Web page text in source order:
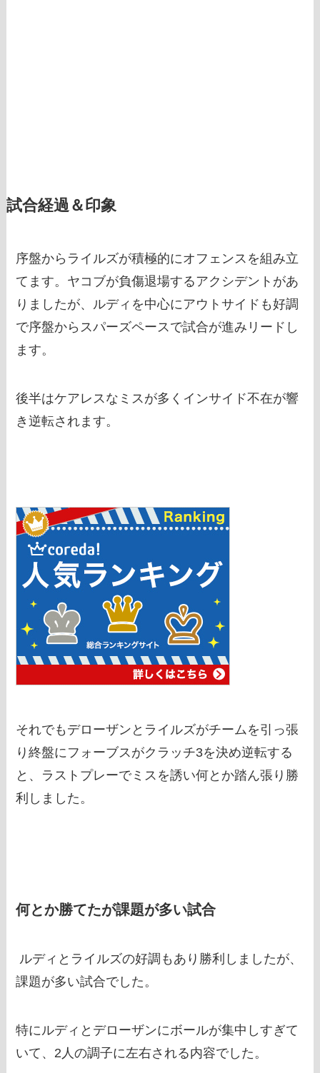
試合経過＆印象
序盤からライルズが積極的にオフェンスを組み立
てます。ヤコブが負傷退場するアクシデントがあ
りましたが、ルディを中心にアウトサイドも好調
で序盤からスパーズペースで試合が進みリードし
ます。
後半はケアレスなミスが多くインサイド不在が響
き逆転されます。
それでもデローザンとライルズがチームを引っ張
り終盤にフォーブスがクラッチ3を決め逆転する
と、ラストプレーでミスを誘い何とか踏ん張り勝
利しました。
何とか勝てたが課題が多い試合
ルディとライルズの好調もあり勝利しましたが、
課題が多い試合でした。
特にルディとデローザンにボールが集中しすぎて
いて、2人の調子に左右される内容でした。